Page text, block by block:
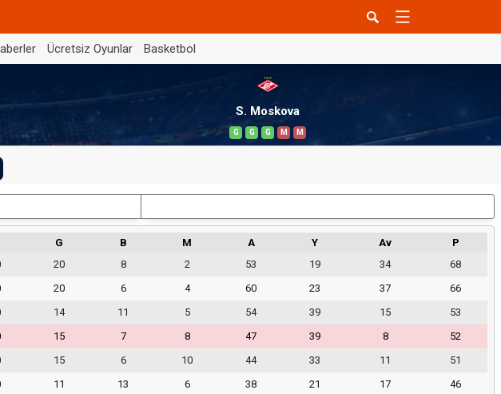
Ücretsiz Oyunlar Basketbol
S. Moskova
G G G M M
G B M A Y Av
P
20 8 2 53 19 34
68
20 6 4 60 23 37
66
14 11 5 54 39 15
53
15 7 8 47 39 8
52
15 6 10 44 33 11
51
11 13 6 38 21 17
46